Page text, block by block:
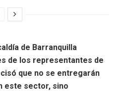
de Barranquilla
de los representantes de
que no se entregarán
este sector, sino